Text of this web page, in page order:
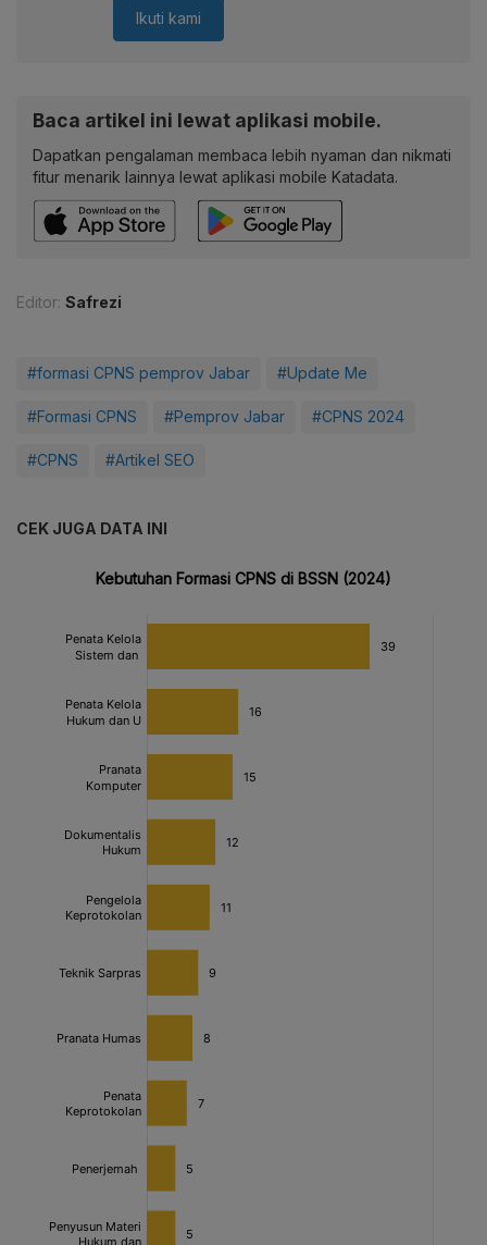
Ikuti kami
Baca artikel ini lewat aplikasi mobile.
Dapatkan pengalaman membaca lebih nyaman dan nikmati
fitur menarik lainnya lewat aplikasi mobile Katadata.
Editor: Safrezi
#formasi CPNS pemprov Jabar #Update Me
#Formasi CPNS #Pemprov Jabar #CPNS 2024
#CPNS #Artikel SEO
CEK JUGA DATA INI